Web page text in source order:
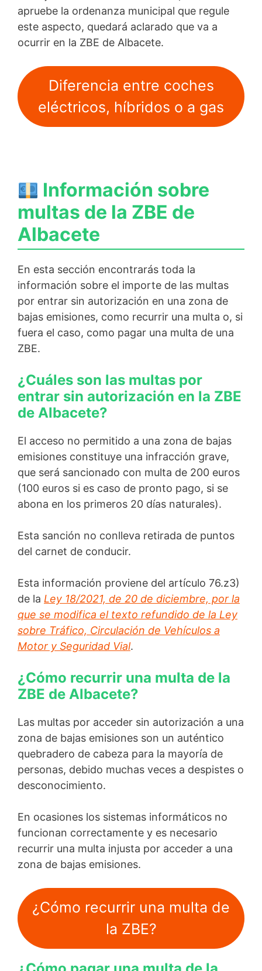
apruebe la ordenanza municipal que regule
este aspecto, quedará aclarado que va a
ocurrir en la ZBE de Albacete.
Diferencia entre coches
eléctricos, híbridos o a gas
Información sobre
multas de la ZBE de
Albacete
En esta sección encontrarás toda la
información sobre el importe de las multas
por entrar sin autorización en una zona de
bajas emisiones, como recurrir una multa o, si
fuera el caso, como pagar una multa de una
ZBE.
¿Cuáles son las multas por
entrar sin autorización en la ZBE
de Albacete?
El acceso no permitido a una zona de bajas
emisiones constituye una infracción grave,
que será sancionado con multa de 200 euros
(100 euros si es caso de pronto pago, si se
abona en los primeros 20 días naturales).
Esta sanción no conlleva retirada de puntos
del carnet de conducir.
Esta información proviene del artículo 76.z3)
de la Ley 18/2021, de 20 de diciembre, por la
que se modifica el texto refundido de la Ley
sobre Tráfico, Circulación de Vehículos a
Motor y Seguridad Vial.
¿Cómo recurrir una multa de la
ZBE de Albacete?
Las multas por acceder sin autorización a una
zona de bajas emisiones son un auténtico
quebradero de cabeza para la mayoría de
personas, debido muchas veces a despistes o
desconocimiento.
En ocasiones los sistemas informáticos no
funcionan correctamente y es necesario
recurrir una multa injusta por acceder a una
zona de bajas emisiones.
¿Cómo recurrir una multa de
la ZBE?